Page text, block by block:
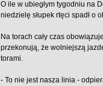
O ile w ubiegłym tygodniu na
niedzielę słupek rtęci spadł o
Na torach cały czas
przekonują, że wolniejszą
torami.
- To nie jest nasza linia -